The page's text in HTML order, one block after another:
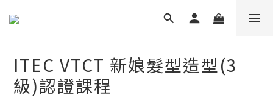
ITEC VTCT 新娘髮型造型(3
級)認證課程